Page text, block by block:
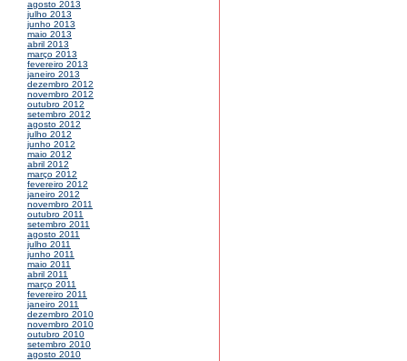
agosto 2013
julho 2013
junho 2013
maio 2013
abril 2013
março 2013
fevereiro 2013
janeiro 2013
dezembro 2012
novembro 2012
outubro 2012
setembro 2012
agosto 2012
julho 2012
junho 2012
maio 2012
abril 2012
março 2012
fevereiro 2012
janeiro 2012
novembro 2011
outubro 2011
setembro 2011
agosto 2011
julho 2011
junho 2011
maio 2011
abril 2011
março 2011
fevereiro 2011
janeiro 2011
dezembro 2010
novembro 2010
outubro 2010
setembro 2010
agosto 2010